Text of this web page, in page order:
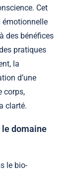
Cet
des bénéfices
pratiques
la
d’une
corps,
clarté.
domaine
le bio-